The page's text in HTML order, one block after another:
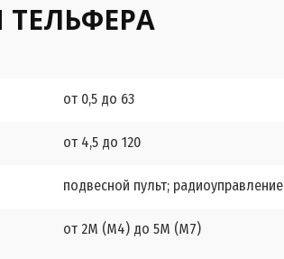
от 0,5 до 63
от 4,5 до 120
подвесной пульт; радиоуправление
от 2М (М4) до 5М (М7)